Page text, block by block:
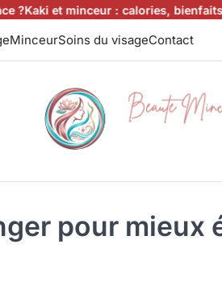
: calories, bienfaits et astuces
MinceurSoins du visageContact
pour mieux